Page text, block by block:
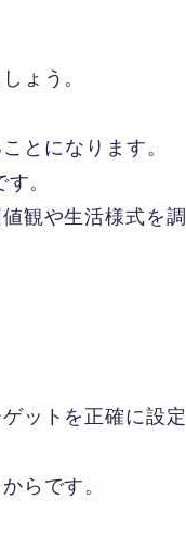
ょう。
とになります。
。
観や生活様式を調
ットを正確に設定
らです。